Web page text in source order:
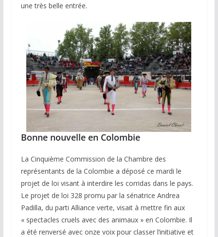
une très belle entrée.
Bonne nouvelle en Colombie
La Cinquième Commission de la Chambre des
représentants de la Colombie a déposé ce mardi le
projet de loi visant à interdire les corridas dans le pays.
Le projet de loi 328 promu par la sénatrice Andrea
Padilla, du parti Alliance verte, visait à mettre fin aux
« spectacles cruels avec des animaux » en Colombie. Il
a été renversé avec onze voix pour classer l’initiative et